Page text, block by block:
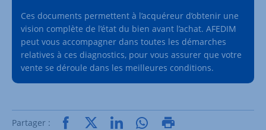
Ces documents permettent à l’acquéreur d’obtenir une
vision complète de l’état du bien avant l’achat. AFEDIM
peut vous accompagner dans toutes les démarches
relatives à ces diagnostics, pour vous assurer que votre
vente se déroule dans les meilleures conditions.
Partager :